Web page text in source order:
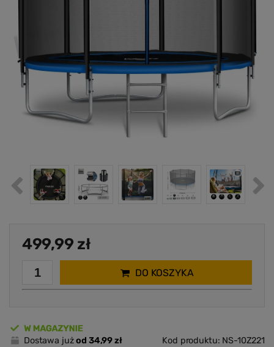
499,99 zł
DO KOSZYKA
Dostawa jużod 34,99 zł
Kod produktu: NS-10Z221